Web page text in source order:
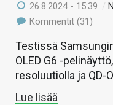
26.8.2024 - 15:39 /
Kommentit (31)
Testissä
OLED G6 -
resoluutiolla ja QD-
Lue lisää